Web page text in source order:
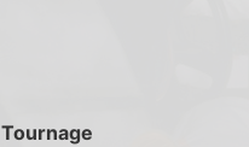
Tournage